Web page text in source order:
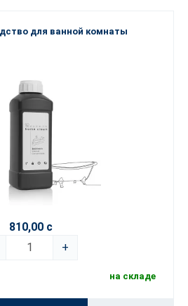
для ванной комнаты
810,00 с
+
на складе